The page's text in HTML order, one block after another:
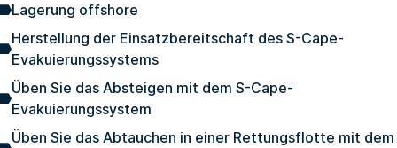
Lagerung offshore
Herstellung der Einsatzbereitschaft des S-Cape-
Evakuierungssystems
Üben Sie das Absteigen mit dem S-Cape-
Evakuierungssystem
Üben Sie das Abtauchen in einer Rettungsflotte mit dem